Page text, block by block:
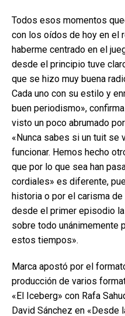
Todos esos momentos
con los oídos de hoy en el
haberme centrado en el
desde el principio tuve
que se hizo muy buena
Cada uno con su estilo y
buen periodismo»,
visto un poco abrumado
«Nunca sabes si un tuit se
funcionar. Hemos hecho
que por lo que sea han
cordiales» es diferente,
historia o por el carisma
desde el primer episodio
sobre todo unánimemente
estos tiempos».
Marca apostó por el
producción de varios
«El Iceberg» con Rafa
David Sánchez en «Desde